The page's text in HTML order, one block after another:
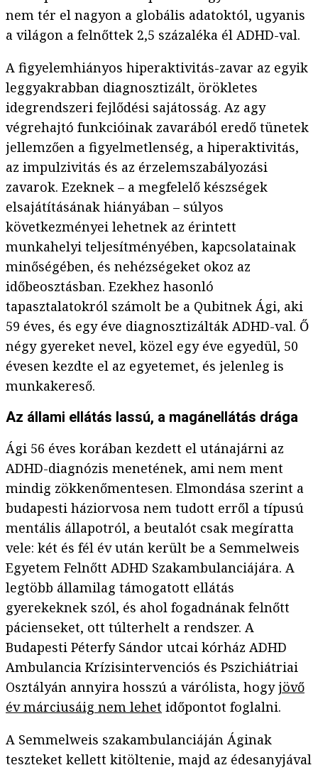
nem tér el nagyon a globális adatoktól, ugyanis
a világon a felnőttek 2,5 százaléka él ADHD-val.
A figyelemhiányos hiperaktivitás-zavar az egyik
leggyakrabban diagnosztizált, örökletes
idegrendszeri fejlődési sajátosság. Az agy
végrehajtó funkcióinak zavarából eredő tünetek
jellemzően a figyelmetlenség, a hiperaktivitás,
az impulzivitás és az érzelemszabályozási
zavarok. Ezeknek – a megfelelő készségek
elsajátításának hiányában – súlyos
következményei lehetnek az érintett
munkahelyi teljesítményében, kapcsolatainak
minőségében, és nehézségeket okoz az
időbeosztásban. Ezekhez hasonló
tapasztalatokról számolt be a Qubitnek Ági, aki
59 éves, és egy éve diagnosztizálták ADHD-val. Ő
négy gyereket nevel, közel egy éve egyedül, 50
évesen kezdte el az egyetemet, és jelenleg is
munkakereső.
Az állami ellátás lassú, a magánellátás drága
Ági 56 éves korában kezdett el utánajárni az
ADHD-diagnózis menetének, ami nem ment
mindig zökkenőmentesen. Elmondása szerint a
budapesti háziorvosa nem tudott erről a típusú
mentális állapotról, a beutalót csak megíratta
vele: két és fél év után került be a Semmelweis
Egyetem Felnőtt ADHD Szakambulanciájára. A
legtöbb államilag támogatott ellátás
gyerekeknek szól, és ahol fogadnának felnőtt
pácienseket, ott túlterhelt a rendszer. A
Budapesti Péterfy Sándor utcai kórház ADHD
Ambulancia Krízisintervenciós és Pszichiátriai
Osztályán annyira hosszú a várólista, hogyjövő
év márciusáig nem lehet időpontot foglalni.
A Semmelweis szakambulanciáján Áginak
teszteket kellett kitöltenie, majd az édesanyjával